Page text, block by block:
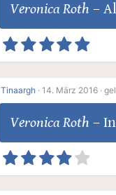
Veronica Roth –
Tinaargh · 14. März 2016 ·
Veronica Roth –